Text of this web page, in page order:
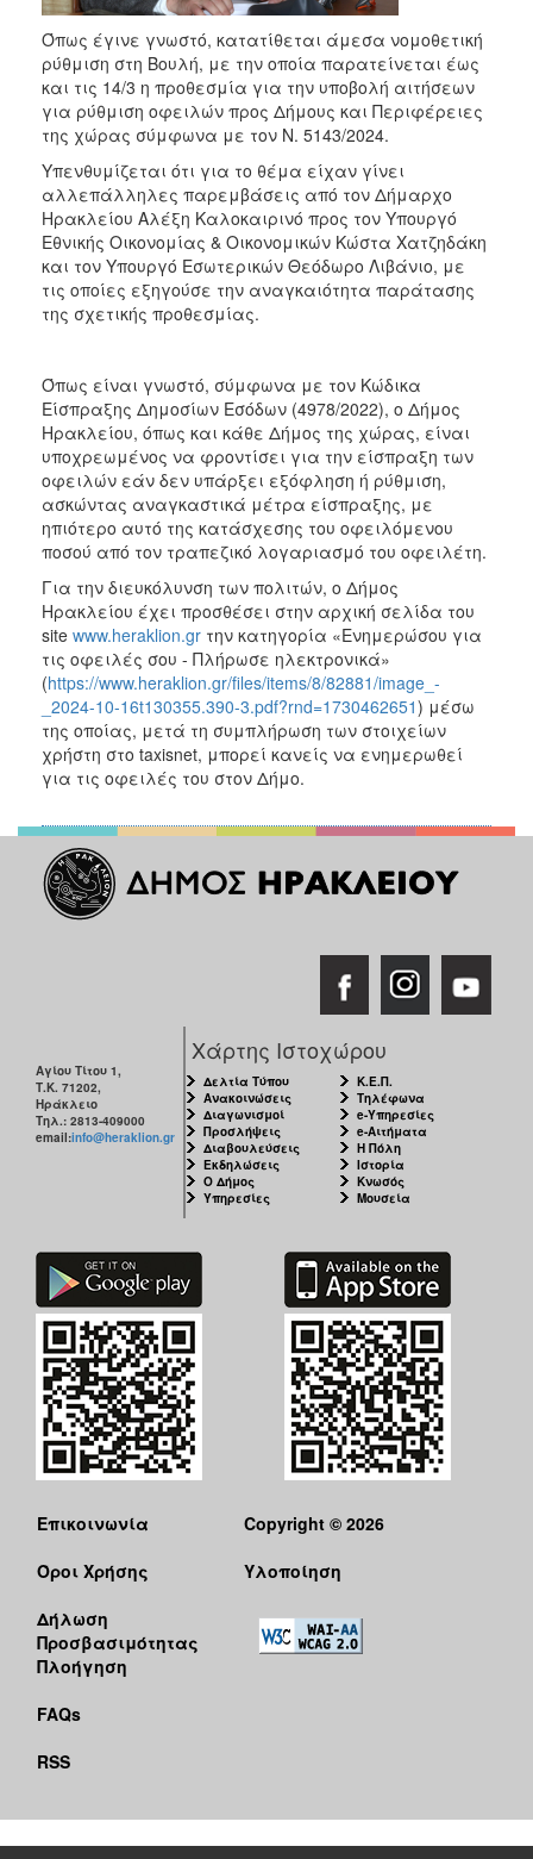
2006
ΤΟΠΟΣ
ΠΟΛΙΤΙΣΜΟΣ
ΑΝΘΕΚΤΙΚΗ
ΠΟΛΗ
Όπως έγινε γνωστό, κατατίθεται άμεσα νομοθετική
ρύθμιση στη Βουλή, με την οποία παρατείνεται έως
και τις 14/3 η προθεσμία για την υποβολή αιτήσεων
για ρύθμιση οφειλών προς Δήμους και Περιφέρειες
της χώρας σύμφωνα με τον Ν. 5143/2024.
Υπενθυμίζεται ότι για το θέμα είχαν γίνει
αλλεπάλληλες παρεμβάσεις από τον Δήμαρχο
Ηρακλείου Αλέξη Καλοκαιρινό προς τον Υπουργό
Εθνικής Οικονομίας & Οικονομικών Κώστα Χατζηδάκη
και τον Υπουργό Εσωτερικών Θεόδωρο Λιβάνιο, με
τις οποίες εξηγούσε την αναγκαιότητα παράτασης
της σχετικής προθεσμίας.
Όπως είναι γνωστό, σύμφωνα με τον Κώδικα
Είσπραξης Δημοσίων Εσόδων (4978/2022), ο Δήμος
Ηρακλείου, όπως και κάθε Δήμος της χώρας, είναι
υποχρεωμένος να φροντίσει για την είσπραξη των
οφειλών εάν δεν υπάρξει εξόφληση ή ρύθμιση,
ασκώντας αναγκαστικά μέτρα είσπραξης, με
ηπιότερο αυτό της κατάσχεσης του οφειλόμενου
ποσού από τον τραπεζικό λογαριασμό του οφειλέτη.
Για την διευκόλυνση των πολιτών, ο Δήμος
Ηρακλείου έχει προσθέσει στην αρχική σελίδα του
site www.heraklion.gr την κατηγορία «Ενημερώσου για
τις οφειλές σου - Πλήρωσε ηλεκτρονικά»
(https://www.heraklion.gr/files/items/8/82881/image_-
_2024-10-16t130355.390-3.pdf?rnd=1730462651) μέσω
της οποίας, μετά τη συμπλήρωση των στοιχείων
χρήστη στο taxisnet, μπορεί κανείς να ενημερωθεί
για τις οφειλές του στον Δήμο.
Αγίου Τίτου 1,
Τ.Κ. 71202,
Ηράκλειο
Τηλ.: 2813-409000
email:info@heraklion.gr
Χάρτης Ιστοχώρου
Δελτία Τύπου
Ανακοινώσεις
Διαγωνισμοί
Προσλήψεις
Διαβουλεύσεις
Εκδηλώσεις
Ο Δήμος
Υπηρεσίες
Κ.Ε.Π.
Τηλέφωνα
e-Υπηρεσίες
e-Αιτήματα
Η Πόλη
Ιστορία
Κνωσός
Μουσεία
Επικοινωνία
Όροι Χρήσης
Δήλωση
Προσβασιμότητας
Πλοήγηση
FAQs
RSS
Copyright © 2026
Υλοποίηση